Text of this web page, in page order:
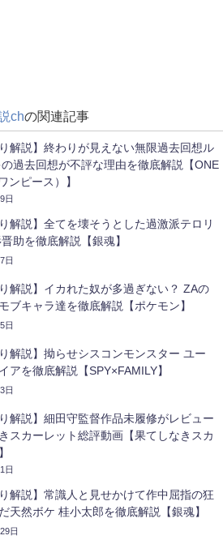
chの関連記事
り解説】終わりが見えない無限過去回想ル
過去回想が不評な理由を徹底解説【ONE
ンピース）】
日
り解説】全てを壊そうとした過激派テロリ
助を徹底解説【銀魂】
日
り解説】イカれた奴が多過ぎない？ ZAの
ブキャラ達を徹底解説【ポケモン】
日
り解説】拗らせシスコンモンスター ユー
アを徹底解説【SPY×FAMILY】
日
り解説】細田守監督作品未履修がレビュー
スカーレット総評動画【果てしなきスカ
日
り解説】常識人と見せかけて作中屈指の狂
天然ボケ 桂小太郎を徹底解説【銀魂】
日